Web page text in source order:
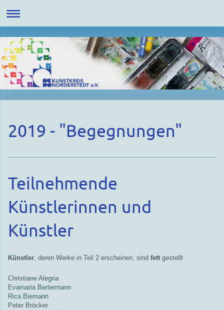
2019 - "Begegnungen"
Teilnehmende
Künstlerinnen und
Künstler
Künstler, deren Werke in Teil 2 erscheinen, sind fett gestellt
Christiane Alegria
Evamaria Bertermann
Rica Biemann
Peter Bröcker